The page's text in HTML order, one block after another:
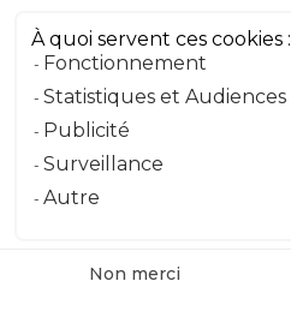
À quoi servent ces cookies :
Fonctionnement
Statistiques et Audiences
Publicité
Surveillance
Autre
Non merci